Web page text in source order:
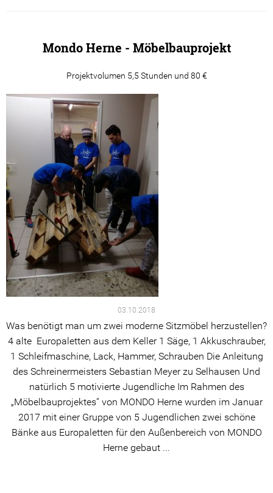
Mondo Herne - Möbelbauprojekt
Projektvolumen 5,5 Stunden und 80 €
03.10.2018
Was benötigt man um zwei moderne Sitzmöbel herzustellen?
4 alte Europaletten aus dem Keller 1 Säge, 1 Akkuschrauber,
1 Schleifmaschine, Lack, Hammer, Schrauben Die Anleitung
des Schreinermeisters Sebastian Meyer zu Selhausen Und
natürlich 5 motivierte Jugendliche Im Rahmen des
„Möbelbauprojektes“ von MONDO Herne wurden im Januar
2017 mit einer Gruppe von 5 Jugendlichen zwei schöne
Bänke aus Europaletten für den Außenbereich von MONDO
Herne gebaut ...